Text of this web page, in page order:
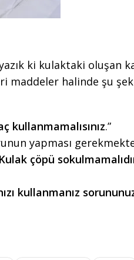
ki kulaktaki oluşan
maddeler halinde şu
kullanmamalısınız.”
yapması
Kulak çöpü
kullanmanız